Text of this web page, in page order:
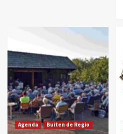
Agenda Buiten de Regio